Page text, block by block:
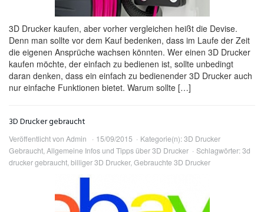
3D Drucker kaufen, aber vorher vergleichen heißt die Devise.
Denn man sollte vor dem Kauf bedenken, dass im Laufe der Zeit
die eigenen Ansprüche wachsen könnten. Wer einen 3D Drucker
kaufen möchte, der einfach zu bedienen ist, sollte unbedingt
daran denken, dass ein einfach zu bedienender 3D Drucker auch
nur einfache Funktionen bietet. Warum sollte […]
3D Drucker gebraucht
Veröffentlicht von Admin 15/09/2015 Kategorie(n):3D Drucker
Gebraucht, Allgemeine Infos und Tipps über 3D Drucker Schlagwörter:3d
drucker gebraucht, billiger 3D Drucker, Gebrauchte 3D Drucker